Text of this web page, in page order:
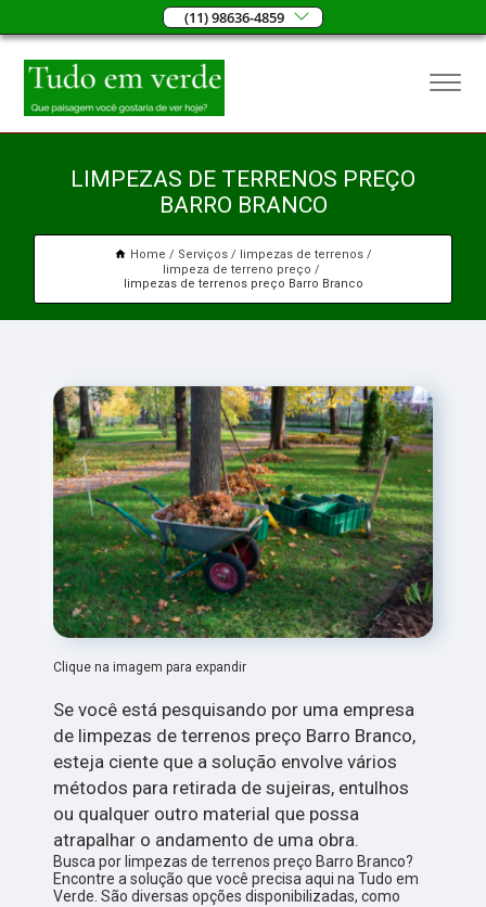
(11) 98636-4859
LIMPEZAS DE TERRENOS PREÇO
BARRO BRANCO
Home Serviços
limpezas de terrenos
limpeza de terreno preço
limpezas de terrenos preço Barro Branco
Clique na imagem para expandir
Se você está pesquisando por uma empresa
de limpezas de terrenos preço Barro Branco,
esteja ciente que a solução envolve vários
métodos para retirada de sujeiras, entulhos
ou qualquer outro material que possa
atrapalhar o andamento de uma obra.
Busca por limpezas de terrenos preço Barro Branco?
Encontre a solução que você precisa aqui na Tudo em
Verde. São diversas opções disponibilizadas, como